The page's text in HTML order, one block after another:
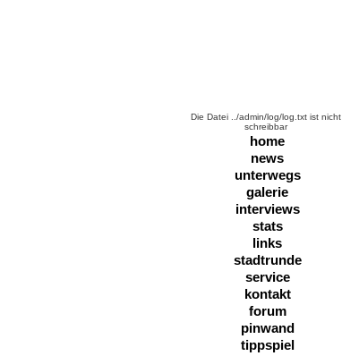
Die Datei ../admin/log/log.txt ist nicht
schreibbar
home
news
unterwegs
galerie
interviews
stats
links
stadtrunde
service
kontakt
forum
pinwand
tippspiel